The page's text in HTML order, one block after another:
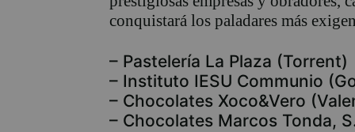
conquistará los paladares más
– Pastelería La Plaza (Torrent)
– Instituto IESU Communio (
– Chocolates Xoco&Vero
– Chocolates Marcos Tonda,